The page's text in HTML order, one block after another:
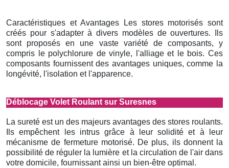
Caractéristiques et Avantages Les stores motorisés sont
créés pour s'adapter à divers modèles de ouvertures. Ils
sont proposés en une vaste variété de composants, y
compris le polychlorure de vinyle, l'alliage et le bois. Ces
composants fournissent des avantages uniques, comme la
longévité, l'isolation et l'apparence.
Déblocage Volet Roulant sur Suresnes
La sureté est un des majeurs avantages des stores roulants.
Ils empêchent les intrus grâce à leur solidité et à leur
mécanisme de fermeture motorisé. De plus, ils donnent la
possibilité de réguler la lumière et la circulation de l'air dans
votre domicile, fournissant ainsi un bien-être optimal.